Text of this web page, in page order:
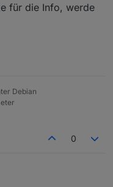
für die Info, werde
Debian
0